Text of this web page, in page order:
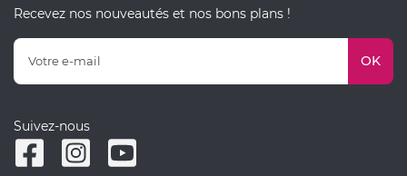
Recevez nos nouveautés et nos bons plans !
OK
Suivez-nous